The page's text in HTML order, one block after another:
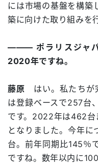
には市場の基盤を構築
築に向けた取り組みを
――― ポラリスジャパ
2020年ですね。
藤原 はい。私たちが
は登録ベースで257台
です。2022年は462台
となりました。今年に
台。前年同期比145％
ですね。数年以内に